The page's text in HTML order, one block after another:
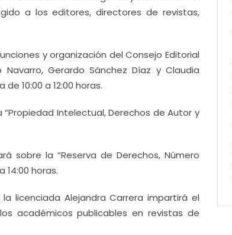
a los editores, directores de revistas,
y organización del Consejo Editorial
Gerardo Sánchez Díaz y Claudia
10:00 a 12:00 horas.
Intelectual, Derechos de Autor y
sobre la “Reserva de Derechos, Número
14:00 horas.
licenciada Alejandra Carrera impartirá el
académicos publicables en revistas de